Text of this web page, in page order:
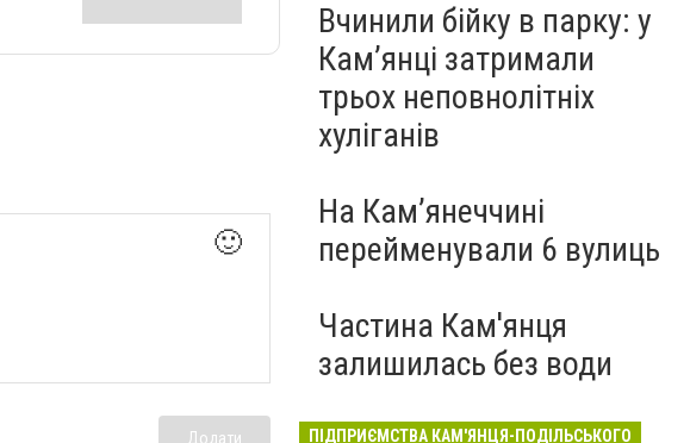
🙂
Додати
Вчинили бійку в парку: у
Кам’янці затримали
трьох неповнолітніх
хуліганів
На Камʼянеччині
перейменували 6 вулиць
Частина Кам'янця
залишилась без води
ПІДПРИЄМСТВА КАМ'ЯНЦЯ-ПОДІЛЬСЬКОГО